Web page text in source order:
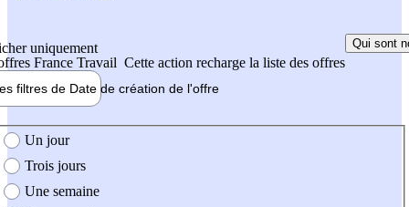
uniquement
France Travail Cette action recharge la liste des offres
Qui sont
filtres de Date de création de l'offre
création de l'offre
Un jour
Trois jours
Une semaine